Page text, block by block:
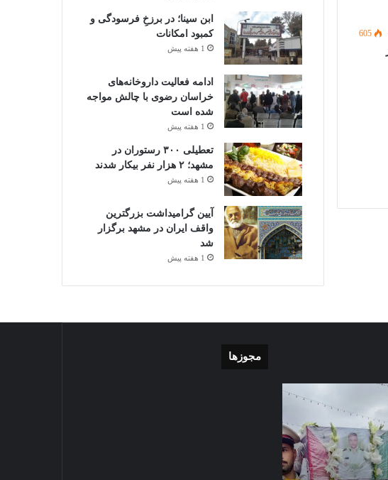
605
ابن سینا؛ در برزخِ فرسودگی و
کمبود امکانات
1 هفته پیش
ادامه فعالیت داروخانه‌های
خراسان رضوی با چالش مواجه
شده است
1 هفته پیش
تعطیلی ۳۰۰ رستوران در
مشهد؛ ۲ هزار نفر بیکار شدند
1 هفته پیش
آیین گرامیداشت بزرگترین
واقف ایران در مشهد برگزار
شد
1 هفته پیش
مجوزها